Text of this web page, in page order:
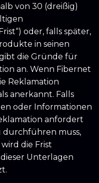
von 30 (dreißig)
oder, falls später,
in seinen
die Gründe für
an. Wenn Fibernet
Reklamation
anerkannt. Falls
oder Informationen
anfordert
durchführen muss,
die Frist
Unterlagen